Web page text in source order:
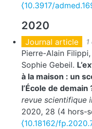
⟨10.3917/
2020
Journal article 1
Pierre-Alain
Sophie Gebeil.
à la maison : un
l’École de demain
revue scientifique
2020, 28 (4 hors-
⟨10.18162/